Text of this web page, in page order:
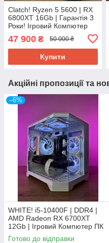
Clatch! Ryzen 5 5600 | RX
6800XT 16Gb | Гарантія 3
Роки! Ігровий Компютер
ПК від Магазин CyberCat
47 900 ₴ 50 000 ₴
Купити
Акційні пропозиції та
–6%
WHITE! i5-10400F | DDR4 |
AMD Radeon RX 6700XT
12Gb | Ігровий Компютер ПК
від CyberCat
Готово до відправки